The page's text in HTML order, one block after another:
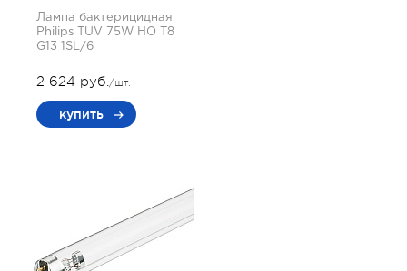
Лампа бактерицидная
Philips TUV 75W HO T8
G13 1SL/6
2 624 руб./шт.
купить